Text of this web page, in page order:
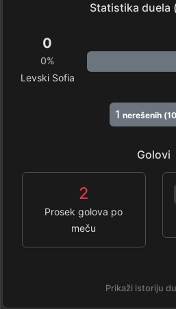
Statistika duela
0
0%
Levski Sofia
1 nerešenih
Golovi
2
Prosek golova po
meču
Prikaži istoriju